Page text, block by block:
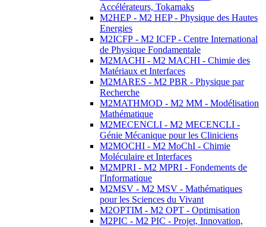
Accélérateurs, Tokamaks
M2HEP - M2 HEP - Physique des Hautes
Energies
M2ICFP - M2 ICFP - Centre International
de Physique Fondamentale
M2MACHI - M2 MACHI - Chimie des
Matériaux et Interfaces
M2MARES - M2 PBR - Physique par
Recherche
M2MATHMOD - M2 MM - Modélisation
Mathématique
M2MECENCLI - M2 MECENCLI -
Génie Mécanique pour les Cliniciens
M2MOCHI - M2 MoChI - Chimie
Moléculaire et Interfaces
M2MPRI - M2 MPRI - Fondements de
l'Informatique
M2MSV - M2 MSV - Mathématiques
pour les Sciences du Vivant
M2OPTIM - M2 OPT - Optimisation
M2PIC - M2 PIC - Projet, Innovation,